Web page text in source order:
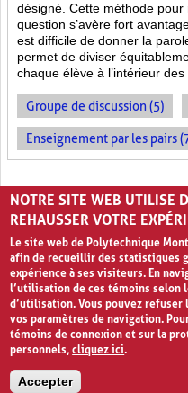
désigné. Cette méthode
question s’avère fort
est difficile de donner la
permet de diviser
chaque élève à l’intérieur des
Groupe de discussion (5)
Enseignement par les pairs
PAGES
« ‹ 1 2 3 4 › »
NOTRE SITE WEB UTILISE
REHAUSSER VOTRE
Le site web de Polytechnique
afin de recueillir des statistiques
expérience à ses visiteurs. En
l’utilisation de ces témoins selon
d’utilisation. Vous pouvez
vos paramètres de navigation.
témoins de connexion et sur la
personnels,cliquez ici.
Accepter